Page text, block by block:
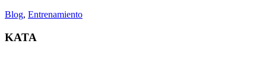
Blog, Entrenamiento
KATA